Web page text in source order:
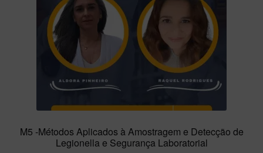
M5 -Métodos Aplicados à Amostragem e Detecção de
Legionella e Segurança Laboratorial